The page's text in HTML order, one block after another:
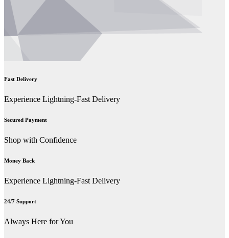
Fast Delivery
Experience Lightning-Fast Delivery
Secured Payment
Shop with Confidence
Money Back
Experience Lightning-Fast Delivery
24/7 Support
Always Here for You